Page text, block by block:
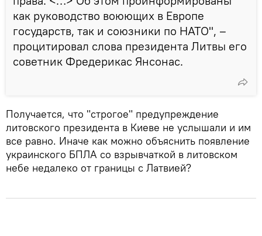
как руководство воюющих в Европе
государств, так и союзники по НАТО", –
процитировал слова президента Литвы его
советник Фредерикас Янсонас.
Получается, что "строгое" предупреждение
литовского президента в Киеве не услышали и им
все равно. Иначе как можно объяснить появление
украинского БПЛА со взрывчаткой в литовском
небе недалеко от границы с Латвией?